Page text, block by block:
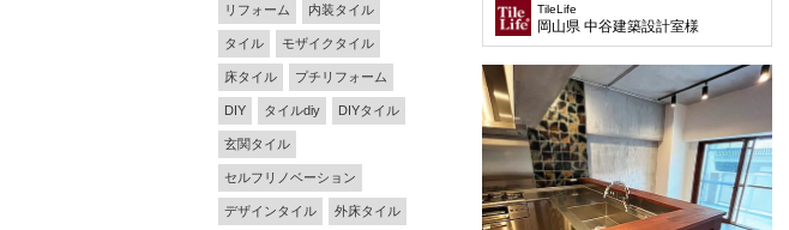
リフォーム 内装タイル
タイル モザイクタイル
床タイル プチリフォーム
DIY タイルdiy DIYタイル
玄関タイル
セルフリノベーション
デザインタイル 外床タイル
TileLife
岡山県 中谷建築設計室様